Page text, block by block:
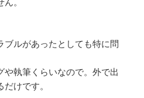
。
ブルがあったとしても特に問
や執筆くらいなので。外で出
けです。